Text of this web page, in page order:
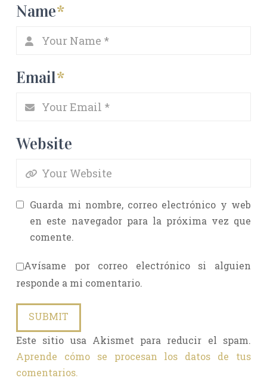
Name*
Email*
Website
Guarda mi nombre, correo electrónico y web
en este navegador para la próxima vez que
comente.
Avísame por correo electrónico si alguien
responde a mi comentario.
Este sitio usa Akismet para reducir el spam.
Aprende cómo se procesan los datos de tus
comentarios.